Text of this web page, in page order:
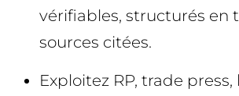
vérifiables, structurés en
sources citées.
Exploitez RP, trade